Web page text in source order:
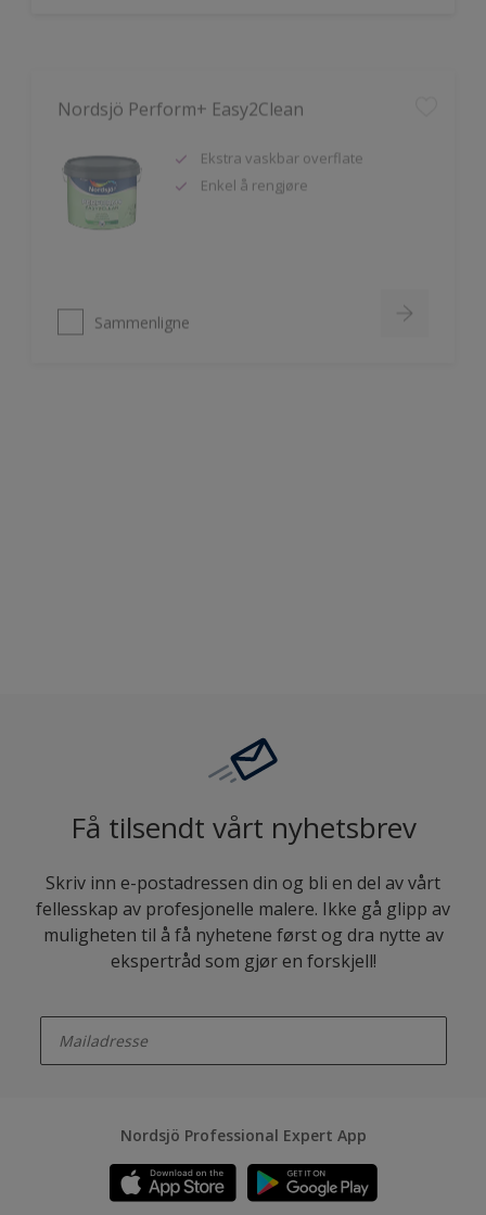
Ekstra vaskbar overflate
Få tilsendt vårt nyhetsbrev
Skriv inn e-postadressen din og bli en del av vårt
fellesskap av profesjonelle malere. Ikke gå glipp av
muligheten til å få nyhetene først og dra nytte av
ekspertråd som gjør en forskjell!
Nordsjö Professional Expert App